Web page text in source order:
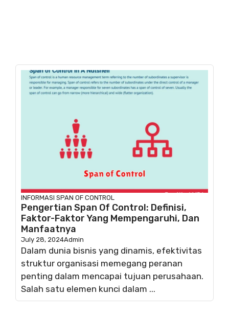
INFORMASI SPAN OF CONTROL
Pengertian Span Of Control: Definisi,
Faktor-Faktor Yang Mempengaruhi, Dan
Manfaatnya
July 28, 2024Admin
Dalam dunia bisnis yang dinamis, efektivitas
struktur organisasi memegang peranan
penting dalam mencapai tujuan perusahaan.
Salah satu elemen kunci dalam ...